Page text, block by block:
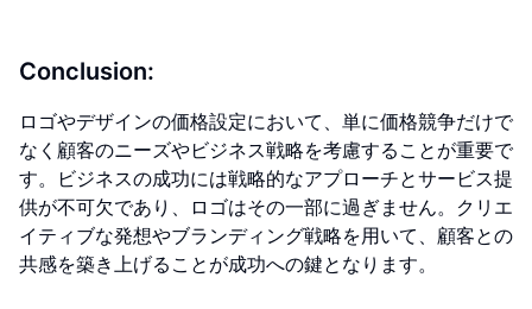
Conclusion:
ロゴやデザインの価格設定において、単に価格競争だけで
なく顧客のニーズやビジネス戦略を考慮することが重要で
す。ビジネスの成功には戦略的なアプローチとサービス提
供が不可欠であり、ロゴはその一部に過ぎません。クリエ
イティブな発想やブランディング戦略を用いて、顧客との
共感を築き上げることが成功への鍵となります。